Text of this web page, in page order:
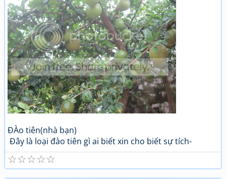
ĐÀo tiên(nhà bạn)
Đây là loại đào tiên gì ai biết xin cho biết sự tích-
☆
☆
☆
☆
☆